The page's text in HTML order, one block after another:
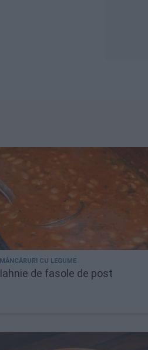
Iahnie de fasole de post